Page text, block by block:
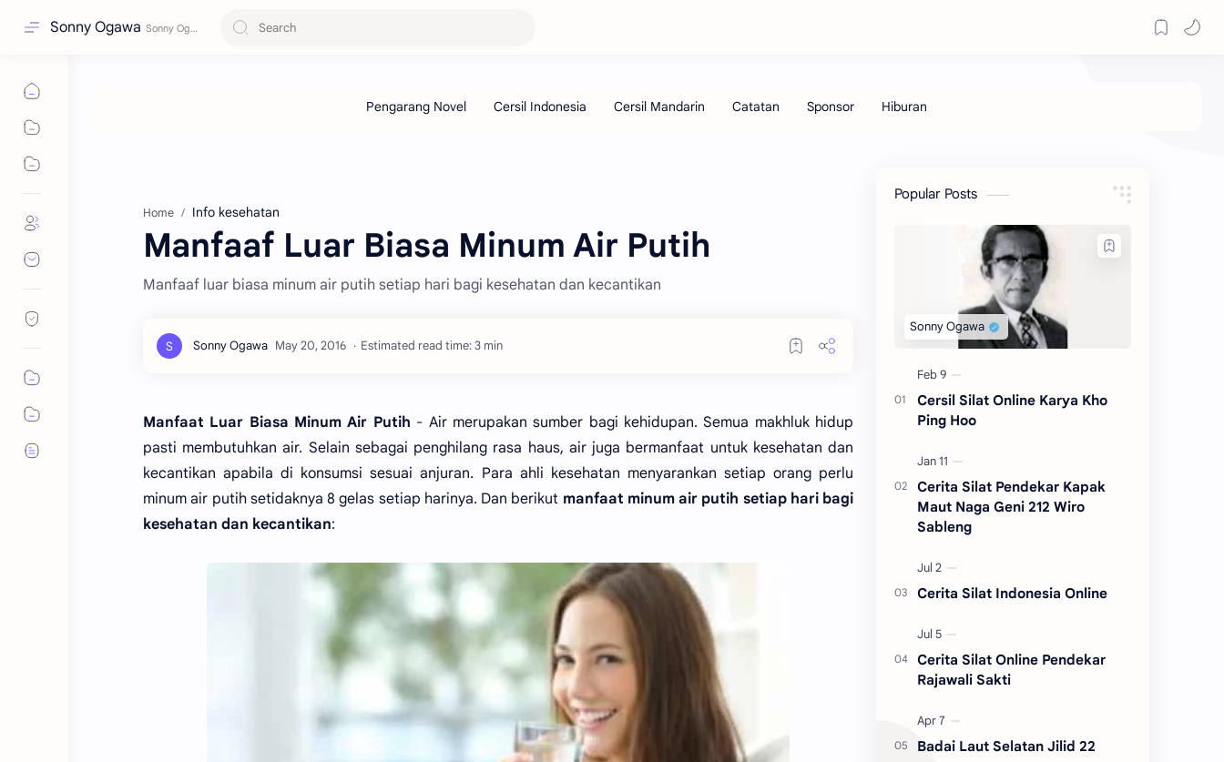
Sonny Ogawa
Home Info kesehatan
Manfaaf Luar Biasa Minum Air Putih
Manfaaf luar biasa minum air putih setiap hari bagi kesehatan dan kecantikan
Estimated read time: 3 min
Manfaat Luar Biasa Minum Air Putih - Air merupakan sumber bagi kehidupan. Semua makhluk hidup
pasti membutuhkan air. Selain sebagai penghilang rasa haus, air juga bermanfaat untuk kesehatan dan
kecantikan apabila di konsumsi sesuai anjuran. Para ahli kesehatan menyarankan setiap orang perlu
minum air putih setidaknya 8 gelas setiap harinya. Dan berikut manfaat minum air putih setiap hari bagi
kesehatan dan kecantikan:
Popular Posts
Cersil Silat Online Karya Kho
Ping Hoo
Cerita Silat Pendekar Kapak
Maut Naga Geni 212 Wiro
Sableng
Cerita Silat Indonesia Online
Cerita Silat Online Pendekar
Rajawali Sakti
Badai Laut Selatan Jilid 22